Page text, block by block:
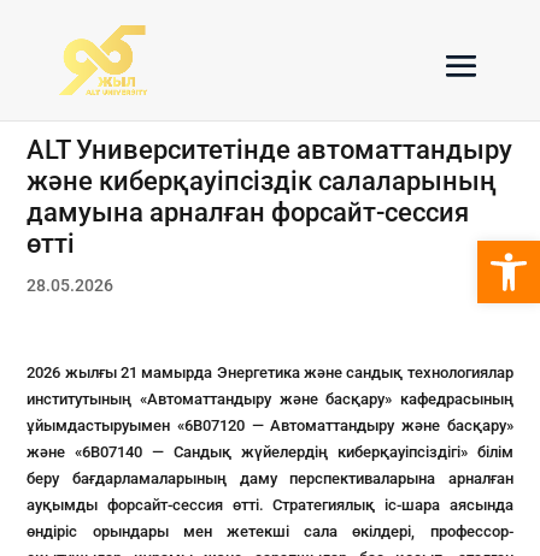
ALT Университетінде автоматтандыру
және киберқауіпсіздік салаларының
дамуына арналған форсайт-сессия
өтті
28.05.2026
2026 жылғы 21 мамырда Энергетика және сандық технологиялар
институтының «Автоматтандыру және басқару» кафедрасының
ұйымдастыруымен «6B07120 — Автоматтандыру және басқару»
және «6B07140 — Сандық жүйелердің киберқауіпсіздігі» білім
беру бағдарламаларының даму перспективаларына арналған
ауқымды форсайт-сессия өтті. Стратегиялық іс-шара аясында
өндіріс орындары мен жетекші сала өкілдері, профессор-